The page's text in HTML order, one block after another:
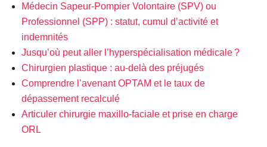
Médecin Sapeur-Pompier Volontaire (SPV) ou
Professionnel (SPP) : statut, cumul d’activité et
indemnités
Jusqu’où peut aller l’hyperspécialisation médicale ?
Chirurgien plastique : au-delà des préjugés
Comprendre l’avenant OPTAM et le taux de
dépassement recalculé
Articuler chirurgie maxillo-faciale et prise en charge
ORL